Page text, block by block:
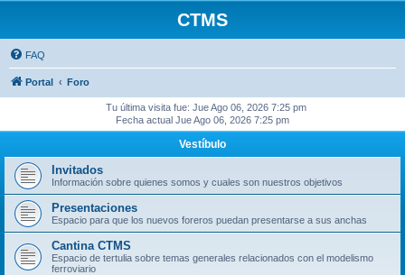
CTMS
FAQ
Portal Foro
Tu última visita fue: Jue Ago 06, 2026 7:25 pm
Fecha actual Jue Ago 06, 2026 7:25 pm
Vestíbulo
Invitados
Información sobre quienes somos y cuales son nuestros objetivos
Presentaciones
Espacio para que los nuevos foreros puedan presentarse a sus anchas
Cantina CTMS
Espacio de tertulia sobre temas generales relacionados con el modelismo
ferroviario